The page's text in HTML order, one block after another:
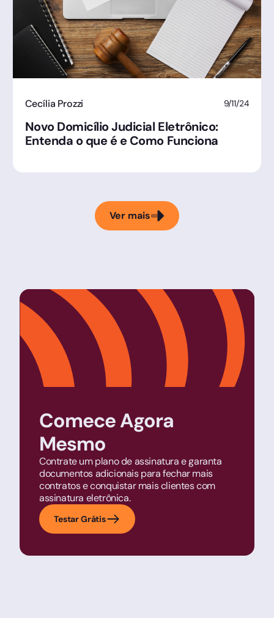
Cecília Prozzi 9/11/24
Novo Domicílio Judicial Eletrônico:
Entenda o que é e Como Funciona
Ver mais
Comece Agora
Mesmo
Contrate um plano de assinatura e garanta
documentos adicionais para fechar mais
contratos e conquistar mais clientes com
assinatura eletrônica.
Testar Grátis